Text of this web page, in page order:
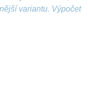
variantu. Výpočet